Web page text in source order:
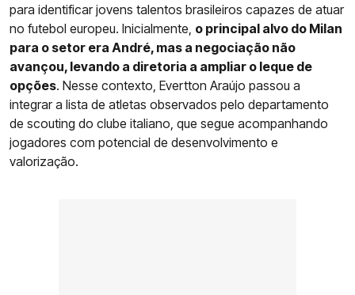
para identificar jovens talentos brasileiros capazes de atuar
no futebol europeu. Inicialmente, o principal alvo do Milan
para o setor era André, mas a negociação não
avançou, levando a diretoria a ampliar o leque de
opções. Nesse contexto, Evertton Araújo passou a
integrar a lista de atletas observados pelo departamento
de scouting do clube italiano, que segue acompanhando
jogadores com potencial de desenvolvimento e
valorização.